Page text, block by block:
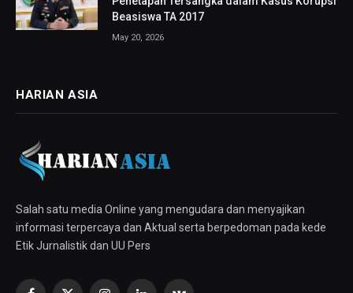
Beasiswa TA 2017
May 20, 2026
HARIAN ASIA
Salah satu media Online yang mengudara dan menyajikan
informasi terpercaya dan Aktual serta berpedoman pada kede
Etik Jurnalistik dan UU Pers